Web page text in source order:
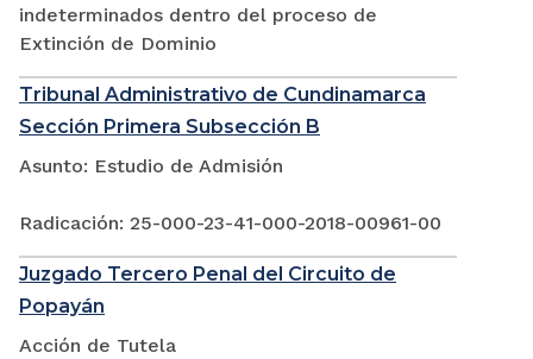
indeterminados dentro del proceso de
Extinción de Dominio
Tribunal Administrativo de Cundinamarca
Sección Primera Subsección B
Asunto: Estudio de Admisión
Radicación: 25-000-23-41-000-2018-00961-00
Juzgado Tercero Penal del Circuito de
Popayán
Acción de Tutela